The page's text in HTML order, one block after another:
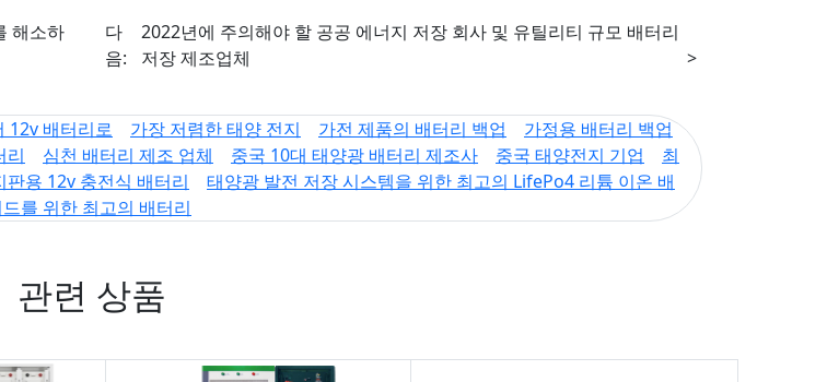
해소하
다
음:
2022년에 주의해야 할 공공 에너지 저장 회사 및 유틸리티 규모 배터리
저장 제조업체
>
12v 배터리로 가장 저렴한 태양 전지 가전 제품의 배터리 백업
가정용 배터리 백업
리 심천 배터리 제조 업체 중국 10대 태양광 배터리 제조사 중국 태양전지 기업
최
판용 12v 충전식 배터리
태양광 발전 저장 시스템을 위한 최고의 LifePo4 리튬 이온 배
를 위한 최고의 배터리
관련 상품